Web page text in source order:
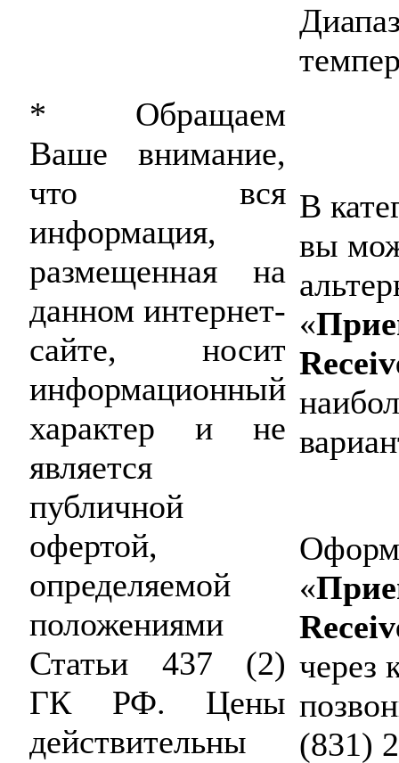
* Обращаем
Ваше внимание,
что вся
информация,
размещенная на
данном интернет-
сайте, носит
информационный
характер и не
является
публичной
офертой,
определяемой
положениями
Статьи 437 (2)
ГК РФ. Цены
действительны
В
вы
«
«
через
(831)